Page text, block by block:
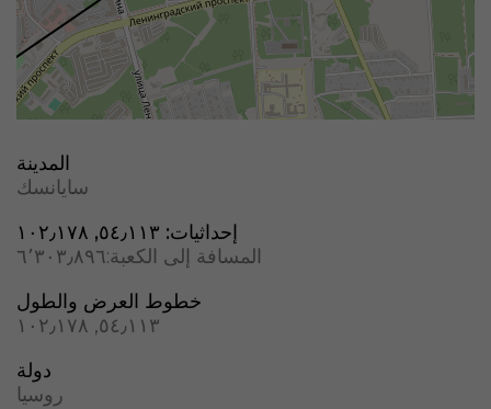
المدينة
سايانسك
إحداثيات: ٥٤٫١١٣, ١٠٢٫١٧٨
المسافة إلى الكعبة:٦٬٣٠٣٫٨٩٦
خطوط العرض والطول
٥٤٫١١٣, ١٠٢٫١٧٨
دولة
روسيا